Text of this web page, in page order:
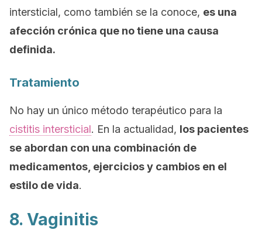
intersticial, como también se la conoce, es una
afección crónica que no tiene una causa
definida.
Tratamiento
No hay un único método terapéutico para la
cistitis intersticial. En la actualidad, los pacientes
se abordan con una combinación de
medicamentos, ejercicios y cambios en el
estilo de vida.
8. Vaginitis